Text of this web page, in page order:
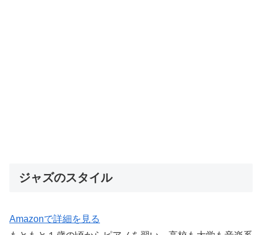
ジャズのスタイル
Amazonで詳細を見る